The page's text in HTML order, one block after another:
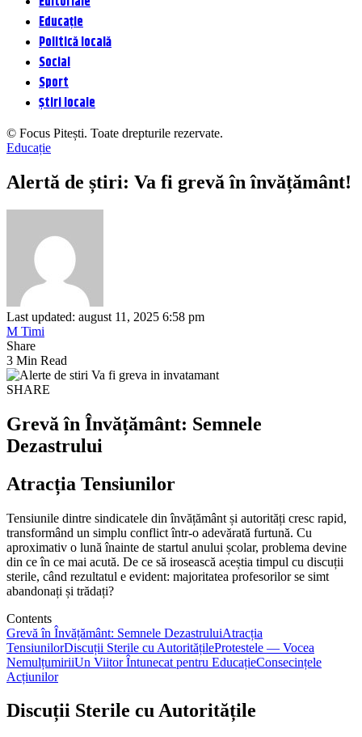
Educație
Politică locală
Social
Sport
Știri locale
© Focus Pitești. Toate drepturile rezervate.
Educație
Alertă de știri: Va fi grevă în învățământ!
Last updated: august 11, 2025 6:58 pm
M Timi
Share
3 Min Read
SHARE
Grevă în Învățământ: Semnele
Dezastrului
Atracția Tensiunilor
Tensiunile dintre sindicatele din învățământ și autorități cresc rapid,
transformând un simplu conflict într-o adevărată furtună. Cu
aproximativ o lună înainte de startul anului școlar, problema devine
din ce în ce mai acută. De ce să irosească aceștia timpul cu discuții
sterile, când rezultatul e evident: majoritatea profesorilor se simt
abandonați și trădați?
Contents
Grevă în Învățământ: Semnele DezastruluiAtracția
TensiunilorDiscuții Sterile cu AutoritățileProtestele — Vocea
NemulțumiriiUn Viitor Întunecat pentru EducațieConsecințele
Acțiunilor
Discuții Sterile cu Autoritățile